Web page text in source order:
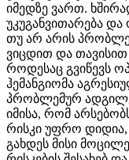
იმედზე ვართ.
უკუგანვითარება
თუ არ არის
ვიცდით და თავისით
როდესაც გვიწევს
ჰემანგიომა
პრობლემურ
იმისა, რომ
რისკი უფრო
გახდეს მისი